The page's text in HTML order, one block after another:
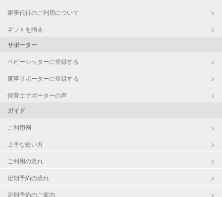
家事代行のご利用について
ギフトを贈る
サポーター
ベビーシッターに登録する
家事サポーターに登録する
保育士サポーターの声
ガイド
ご利用例
上手な使い方
ご利用の流れ
定期予約の流れ
定期予約のご案内